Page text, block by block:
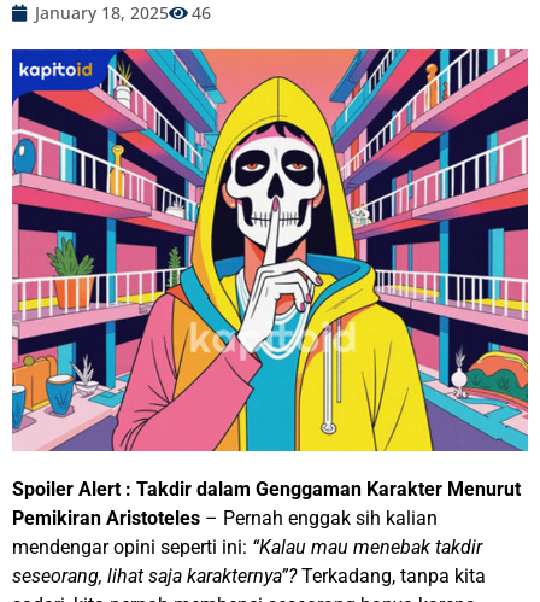
January 18, 2025 46
Spoiler Alert : Takdir dalam Genggaman Karakter Menurut
Pemikiran Aristoteles – Pernah enggak sih kalian
mendengar opini seperti ini: “Kalau mau menebak takdir
seseorang, lihat saja karakternya”?Terkadang, tanpa kita